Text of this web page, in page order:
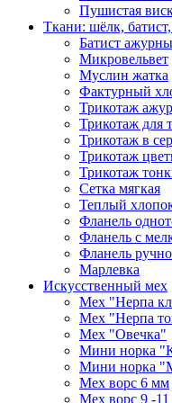
Пушистая
Ткани: шёлк,
Батист
Микровельвет
Муслин жатка
Фактурный
Трикотаж
Трикотаж для
Трикотаж в
Трикотаж
Трикотаж
Сетка мягкая
Теплый
Фланель
Фланель с
Фланель
Марлевка
Искусственный мех
Мех "Нерпа
Мех "Нерпа
Мех "Овечка"
Мини норка
Мини норка
Мех ворс 6 мм
Мех ворс 9 -